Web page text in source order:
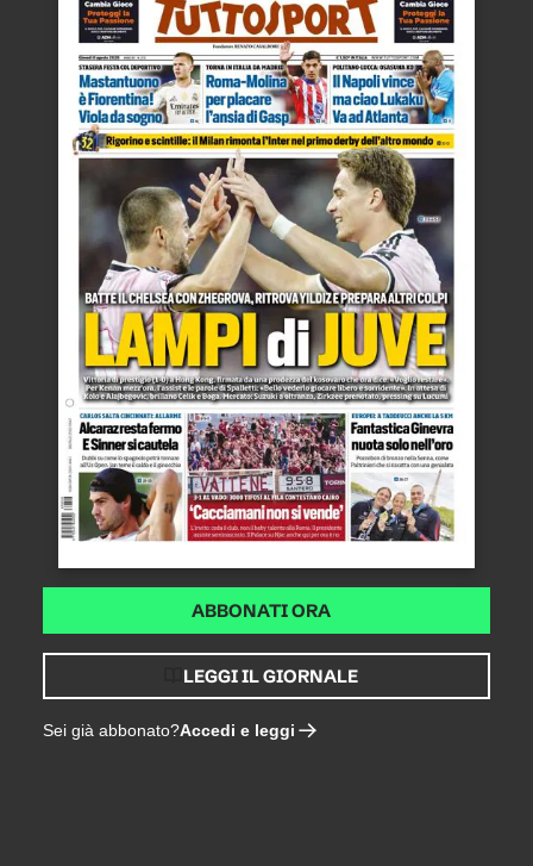
ABBONATI ORA
LEGGI IL GIORNALE
Sei già abbonato?Accedi e leggi